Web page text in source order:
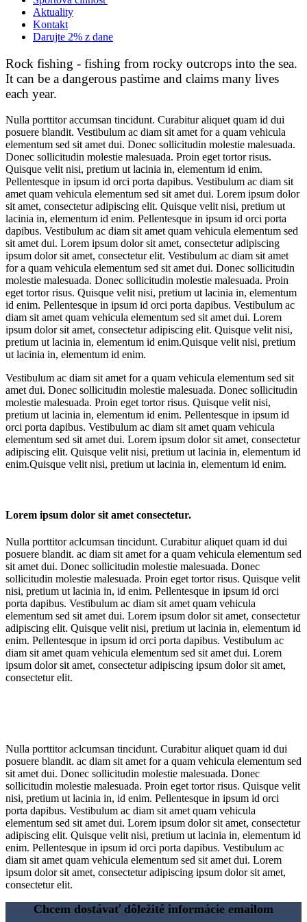
Aktuality
Kontakt
Darujte 2% z dane
Rock fishing - fishing from rocky outcrops into the sea.
It can be a dangerous pastime and claims many lives
each year.
Nulla porttitor accumsan tincidunt. Curabitur aliquet quam id dui
posuere blandit. Vestibulum ac diam sit amet for a quam vehicula
elementum sed sit amet dui. Donec sollicitudin molestie malesuada.
Donec sollicitudin molestie malesuada. Proin eget tortor risus.
Quisque velit nisi, pretium ut lacinia in, elementum id enim.
Pellentesque in ipsum id orci porta dapibus. Vestibulum ac diam sit
amet quam vehicula elementum sed sit amet dui. Lorem ipsum dolor
sit amet, consectetur adipiscing elit. Quisque velit nisi, pretium ut
lacinia in, elementum id enim. Pellentesque in ipsum id orci porta
dapibus. Vestibulum ac diam sit amet quam vehicula elementum sed
sit amet dui. Lorem ipsum dolor sit amet, consectetur adipiscing
ipsum dolor sit amet, consectetur elit. Vestibulum ac diam sit amet
for a quam vehicula elementum sed sit amet dui. Donec sollicitudin
molestie malesuada. Donec sollicitudin molestie malesuada. Proin
eget tortor risus. Quisque velit nisi, pretium ut lacinia in, elementum
id enim. Pellentesque in ipsum id orci porta dapibus. Vestibulum ac
diam sit amet quam vehicula elementum sed sit amet dui. Lorem
ipsum dolor sit amet, consectetur adipiscing elit. Quisque velit nisi,
pretium ut lacinia in, elementum id enim.Quisque velit nisi, pretium
ut lacinia in, elementum id enim.
Vestibulum ac diam sit amet for a quam vehicula elementum sed sit
amet dui. Donec sollicitudin molestie malesuada. Donec sollicitudin
molestie malesuada. Proin eget tortor risus. Quisque velit nisi,
pretium ut lacinia in, elementum id enim. Pellentesque in ipsum id
orci porta dapibus. Vestibulum ac diam sit amet quam vehicula
elementum sed sit amet dui. Lorem ipsum dolor sit amet, consectetur
adipiscing elit. Quisque velit nisi, pretium ut lacinia in, elementum id
enim.Quisque velit nisi, pretium ut lacinia in, elementum id enim.
Lorem ipsum dolor sit amet consectetur.
Nulla porttitor aclcumsan tincidunt. Curabitur aliquet quam id dui
posuere blandit. ac diam sit amet for a quam vehicula elementum sed
sit amet dui. Donec sollicitudin molestie malesuada. Donec
sollicitudin molestie malesuada. Proin eget tortor risus. Quisque velit
nisi, pretium ut lacinia in, id enim. Pellentesque in ipsum id orci
porta dapibus. Vestibulum ac diam sit amet quam vehicula
elementum sed sit amet dui. Lorem ipsum dolor sit amet, consectetur
adipiscing elit. Quisque velit nisi, pretium ut lacinia in, elementum id
enim. Pellentesque in ipsum id orci porta dapibus. Vestibulum ac
diam sit amet quam vehicula elementum sed sit amet dui. Lorem
ipsum dolor sit amet, consectetur adipiscing ipsum dolor sit amet,
consectetur elit.
Nulla porttitor aclcumsan tincidunt. Curabitur aliquet quam id dui
posuere blandit. ac diam sit amet for a quam vehicula elementum sed
sit amet dui. Donec sollicitudin molestie malesuada. Donec
sollicitudin molestie malesuada. Proin eget tortor risus. Quisque velit
nisi, pretium ut lacinia in, id enim. Pellentesque in ipsum id orci
porta dapibus. Vestibulum ac diam sit amet quam vehicula
elementum sed sit amet dui. Lorem ipsum dolor sit amet, consectetur
adipiscing elit. Quisque velit nisi, pretium ut lacinia in, elementum id
enim. Pellentesque in ipsum id orci porta dapibus. Vestibulum ac
diam sit amet quam vehicula elementum sed sit amet dui. Lorem
ipsum dolor sit amet, consectetur adipiscing ipsum dolor sit amet,
consectetur elit.
Chcem dostávať dôležité informácie emailom